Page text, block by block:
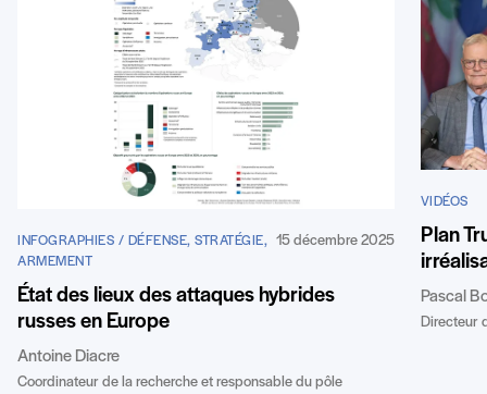
INFOGRAPHIES / DÉFENSE, STRATÉGIE,
ARMEMENT
15 décembre 2025
État des lieux des attaques hybrides
russes en Europe
Antoine Diacre
Coordinateur de la recherche et responsable du pôle
VIDÉOS
Plan
Pascal
Directeur